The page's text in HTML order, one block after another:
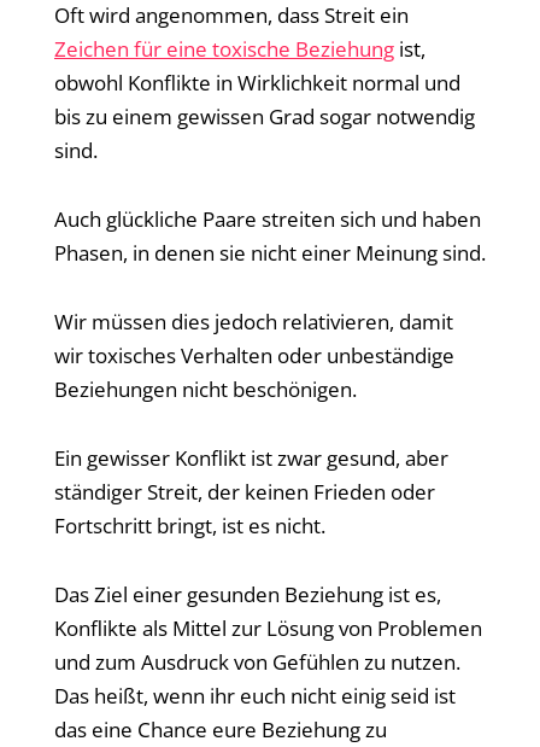
Oft wird angenommen, dass Streit ein
Zeichen für eine toxische Beziehung ist,
obwohl Konflikte in Wirklichkeit normal und
bis zu einem gewissen Grad sogar notwendig
sind.
Auch glückliche Paare streiten sich und haben
Phasen, in denen sie nicht einer Meinung sind.
Wir müssen dies jedoch relativieren, damit
wir toxisches Verhalten oder unbeständige
Beziehungen nicht beschönigen.
Ein gewisser Konflikt ist zwar gesund, aber
ständiger Streit, der keinen Frieden oder
Fortschritt bringt, ist es nicht.
Das Ziel einer gesunden Beziehung ist es,
Konflikte als Mittel zur Lösung von Problemen
und zum Ausdruck von Gefühlen zu nutzen.
Das heißt, wenn ihr euch nicht einig seid ist
das eine Chance eure Beziehung zu